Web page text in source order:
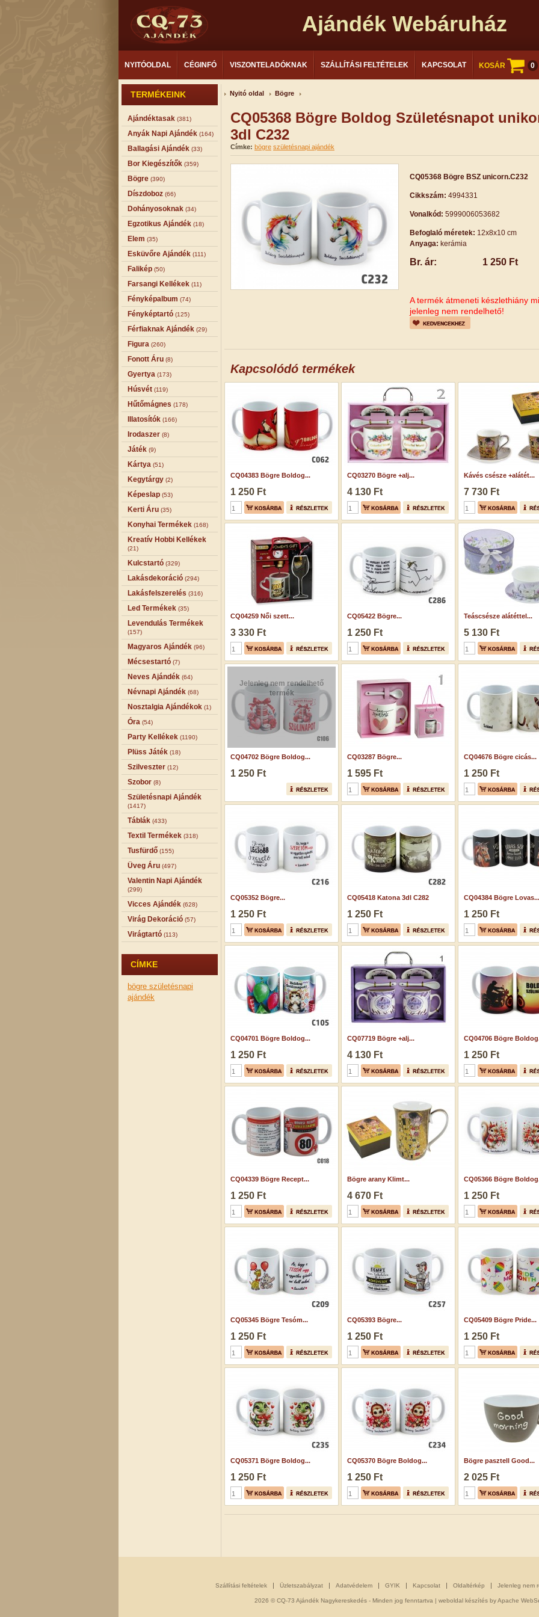
Ajándék Webáruház
NYITÓOLDAL CÉGINFÓ VISZONTELADÓKNAK SZÁLLÍTÁSI FELTÉTELEK KAPCSOLAT KOSÁR 0
TERMÉKEINK
Ajándéktasak (381)
Anyák Napi Ajándék (164)
Ballagási Ajándék (33)
Bor Kiegészítők (359)
Bögre (390)
Díszdoboz (66)
Dohányosoknak (34)
Egzotikus Ajándék (18)
Elem (35)
Esküvőre Ajándék (111)
Falikép (50)
Farsangi Kellékek (11)
Fényképalbum (74)
Fényképtartó (125)
Férfiaknak Ajándék (29)
Figura (260)
Fonott Áru (8)
Gyertya (173)
Húsvét (119)
Hűtőmágnes (178)
Illatosítók (166)
Irodaszer (8)
Játék (9)
Kártya (51)
Kegytárgy (2)
Képeslap (53)
Kerti Áru (35)
Konyhai Termékek (168)
Kreatív Hobbi Kellékek
(21)
Kulcstartó (329)
Lakásdekoráció (294)
Lakásfelszerelés (316)
Led Termékek (35)
Levendulás Termékek
(157)
Magyaros Ajándék (96)
Mécsestartó (7)
Neves Ajándék (64)
Névnapi Ajándék (68)
Nosztalgia Ajándékok (1)
Óra (54)
Party Kellékek (1190)
Plüss Játék (18)
Szilveszter (12)
Szobor (8)
Születésnapi Ajándék
(1417)
Táblák (433)
Textil Termékek (318)
Tusfürdő (155)
Üveg Áru (497)
Valentin Napi Ajándék
(299)
Vicces Ajándék (628)
Virág Dekoráció (57)
Virágtartó (113)
CÍMKE
bögre születésnapi
ajándék
Nyitó oldal Bögre
CQ05368 Bögre Boldog Születésnapot
3dl C232
Címke: bögre születésnapi ajándék
CQ05368 Bögre BSZ unicorn.C232
Cikkszám: 4994331
Vonalkód: 5999006053682
Befoglaló méretek: 12x8x10 cm
Anyaga: kerámia
Br. ár: 1 250 Ft
A termék átmeneti készlethiány
jelenleg nem rendelhető!
Kapcsolódó termékek
CQ04383 Bögre Boldog...
1 250 Ft
CQ03270 Bögre +alj...
4 130 Ft
Kávés csésze +alátét...
7 730 Ft
CQ04259 Női szett...
3 330 Ft
CQ05422 Bögre...
1 250 Ft
Teáscsésze alátéttel...
5 130 Ft
Jelenleg nem rendelhető
termék
CQ04702 Bögre Boldog...
1 250 Ft
CQ03287 Bögre...
1 595 Ft
CQ04676 Bögre cicás...
1 250 Ft
CQ05352 Bögre...
1 250 Ft
CQ05418 Katona 3dl C282
1 250 Ft
CQ04384 Bögre Lovas...
1 250 Ft
CQ04701 Bögre Boldog...
1 250 Ft
CQ07719 Bögre +alj...
4 130 Ft
CQ04706 Bögre
1 250 Ft
CQ04339 Bögre Recept...
1 250 Ft
Bögre arany Klimt...
4 670 Ft
CQ05366 Bögre
1 250 Ft
CQ05345 Bögre Tesóm...
1 250 Ft
CQ05393 Bögre...
1 250 Ft
CQ05409 Bögre Pride...
1 250 Ft
CQ05371 Bögre Boldog...
1 250 Ft
CQ05370 Bögre Boldog...
1 250 Ft
Bögre pasztell Good...
2 025 Ft
Szállítási feltételek Üzletszabályzat Adatvédelem GYIK Kapcsolat Oldaltérkép Jelenleg nem
2026 © CQ-73 Ajándék Nagykereskedés - Minden jog fenntartva | weboldal készítés by Apache